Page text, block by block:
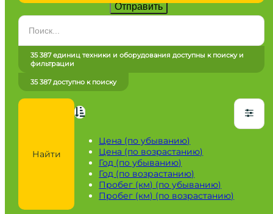
Марка
Все марки
Город / регион
Найти
Цена (по убыванию)
Цена (по возрастанию)
Год (по убыванию)
Год (по возрастанию)
Пробег (км) (по убыванию)
Пробег (км) (по возрастанию)
35 387 единиц техники и оборудования доступны к поиску и
фильтрации
35 387 доступно к поиску
Отправить